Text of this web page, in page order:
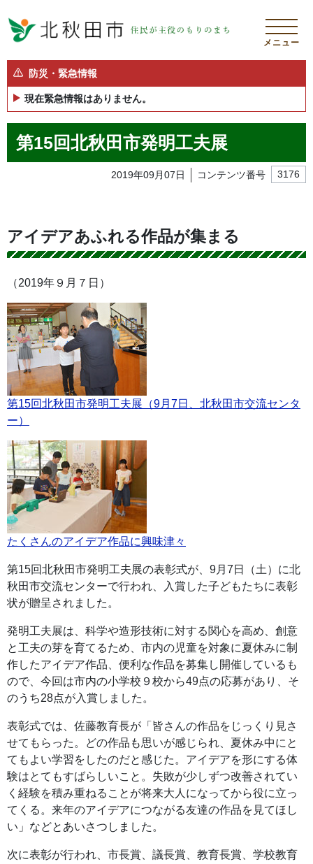
メニュー
防災・緊急情報
現在緊急情報はありません。
第15回北秋田市発明工夫展
2019年09月07日 コンテンツ番号 3176
アイデアあふれる作品が集まる
（2019年９月７日）
第15回北秋田市発明工夫展（9月7日、北秋田市交流センタ
ー）
たくさんのアイデア作品に興味津々
第15回北秋田市発明工夫展の表彰式が、9月7日（土）に北
秋田市交流センターで行われ、入賞した子どもたちに表彰
状が贈呈されました。
発明工夫展は、科学や造形技術に対する関心を高め、創意
と工夫の芽を育てるため、市内の児童を対象に夏休みに制
作したアイデア作品、便利な作品を募集し開催しているも
ので、今回は市内の小学校９校から49点の応募があり、そ
のうち28点が入賞しました。
表彰式では、佐藤教育長が「皆さんの作品をじっくり見さ
せてもらった。どの作品も思いが感じられ、夏休み中にと
てもよい学習をしたのだと感じた。アイデアを形にする体
験はとてもすばらしいこと。失敗が少しずつ改善されてい
く経験を積み重ねることが将来大人になってから役に立っ
てくる。来年のアイデアにつながる友達の作品を見てほし
い」などとあいさつしました。
次に表彰が行われ、市長賞、議長賞、教育長賞、学校教育